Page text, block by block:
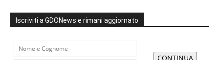
Iscriviti a GDONews e rimani aggiornato